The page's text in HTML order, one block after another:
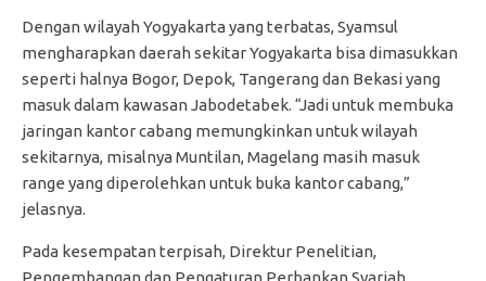
Dengan wilayah Yogyakarta yang terbatas, Syamsul
mengharapkan daerah sekitar Yogyakarta bisa dimasukkan
seperti halnya Bogor, Depok, Tangerang dan Bekasi yang
masuk dalam kawasan Jabodetabek. “Jadi untuk membuka
jaringan kantor cabang memungkinkan untuk wilayah
sekitarnya, misalnya Muntilan, Magelang masih masuk
range yang diperolehkan untuk buka kantor cabang,”
jelasnya.
Pada kesempatan terpisah, Direktur Penelitian,
Pengembangan dan Pengaturan Perbankan Syariah